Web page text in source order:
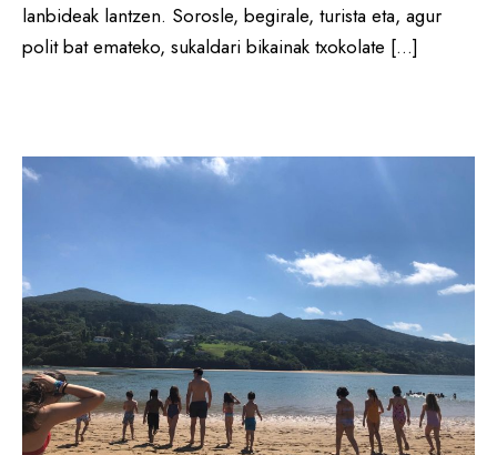
lanbideak lantzen. Sorosle, begirale, turista eta, agur
polit bat emateko, sukaldari bikainak txokolate […]